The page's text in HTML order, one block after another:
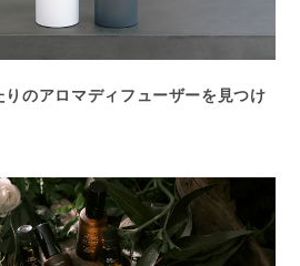
のアロマディフューザーを見つけ